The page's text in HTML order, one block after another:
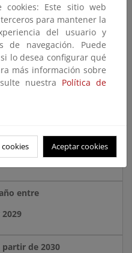
de los contaminantes
el logro de unos niveles de
efectos negativos
y el medio ambiente. Los
de las emisiones son
cuadro:
las emisiones en
del año 2005
entre
2029
partir de 2030
cookies: Este sitio web
para mantener la
del usuario y
de navegación. Puede
lo desea configurar qué
más información sobre
nuestra Política de
Aceptar cookies